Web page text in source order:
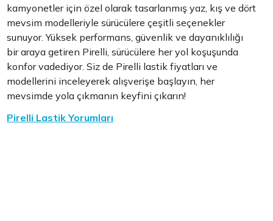
kamyonetler için özel olarak tasarlanmış yaz, kış ve dört
mevsim modelleriyle sürücülere çeşitli seçenekler
sunuyor. Yüksek performans, güvenlik ve dayanıklılığı
bir araya getiren Pirelli, sürücülere her yol koşuşunda
konfor vadediyor. Siz de Pirelli lastik fiyatları ve
modellerini inceleyerek alışverişe başlayın, her
mevsimde yola çıkmanın keyfini çıkarın!
Pirelli Lastik Yorumları